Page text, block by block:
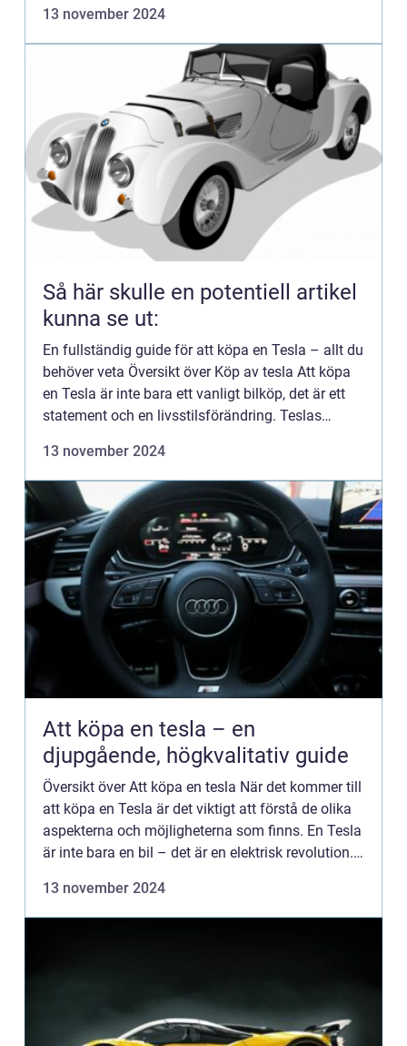
13 november 2024
Så här skulle en potentiell artikel
kunna se ut:
En fullständig guide för att köpa en Tesla – allt du
behöver veta Översikt över Köp av tesla Att köpa
en Tesla är inte bara ett vanligt bilköp, det är ett
statement och en livsstilsförändring. Teslas
13 november 2024
Att köpa en tesla – en
djupgående, högkvalitativ guide
Översikt över Att köpa en tesla När det kommer till
att köpa en Tesla är det viktigt att förstå de olika
aspekterna och möjligheterna som finns. En Tesla
är inte bara en bil – det är en elektrisk revolution. I
13 november 2024